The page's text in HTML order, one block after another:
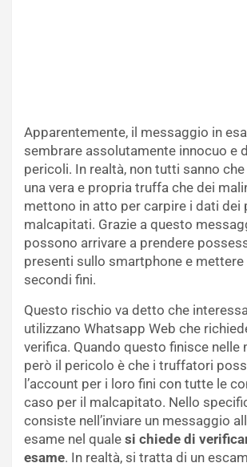
Apparentemente, il messaggio in
sembrare assolutamente innocuo e
pericoli. In realtà, non tutti sanno
una vera e propria truffa che dei
mettono in atto per carpire i dati dei
malcapitati. Grazie a questo
possono arrivare a prendere
presenti sullo smartphone e
secondi fini.
Questo rischio va detto che
utilizzano Whatsapp Web che
verifica. Quando questo finisce nelle
però il pericolo è che i truffatori
l’account per i loro fini con tutte le
caso per il malcapitato. Nello
consiste nell’inviare un messaggio
esame nel quale si chiede di
esame. In realtà, si tratta di un